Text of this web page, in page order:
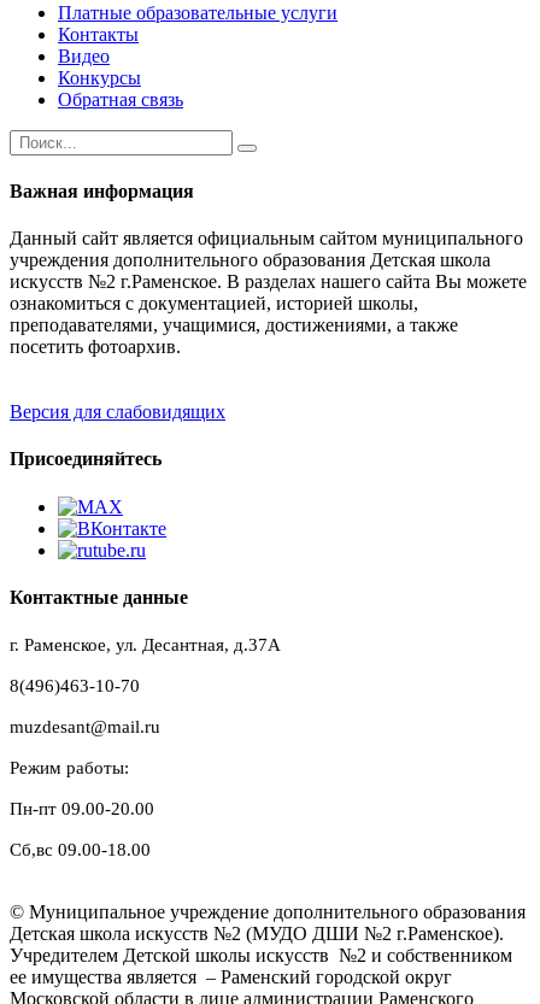
Платные образовательные услуги
Контакты
Видео
Конкурсы
Обратная связь
Важная информация
Данный сайт является официальным сайтом муниципального
учреждения дополнительного образования Детская школа
искусств №2 г.Раменское. В разделах нашего сайта Вы можете
ознакомиться с документацией, историей школы,
преподавателями, учащимися, достижениями, а также
посетить фотоархив.
Версия для слабовидящих
Присоединяйтесь
Контактные данные
г. Раменское, ул. Десантная, д.37A
8(496)463-10-70
muzdesant@mail.ru
Режим работы:
Пн-пт 09.00-20.00
Сб,вс 09.00-18.00
© Муниципальное учреждение дополнительного образования
Детская школа искусств №2 (МУДО ДШИ №2 г.Раменское).
Учредителем Детской школы искусств №2 и собственником
ее имущества является – Раменский городской округ
Московской области в лице администрации Раменского